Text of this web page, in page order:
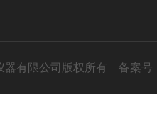
有限公司版权所有 备案号